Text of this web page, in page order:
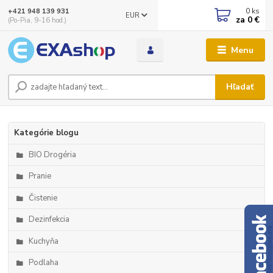
Menu
EUR
Hľadať
+421 948 139 931
(Po-Pia, 9-16 hod.)
0 ks
za 0 €
Kategórie blogu
BIO Drogéria
Pranie
Čistenie
Dezinfekcia
Kuchyňa
Podlaha